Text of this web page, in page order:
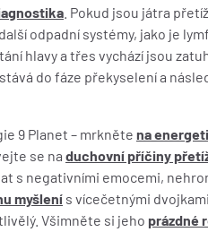
. Pokud jsou játra
odpadní systémy, jako je
hlavy a třes vychází jsou
do fáze překyselení a
9 Planet – mrkněte na
se na duchovní příčiny
s negativními emocemi,
myšlení s vícečetnými
Všimněte si jeho prázdné